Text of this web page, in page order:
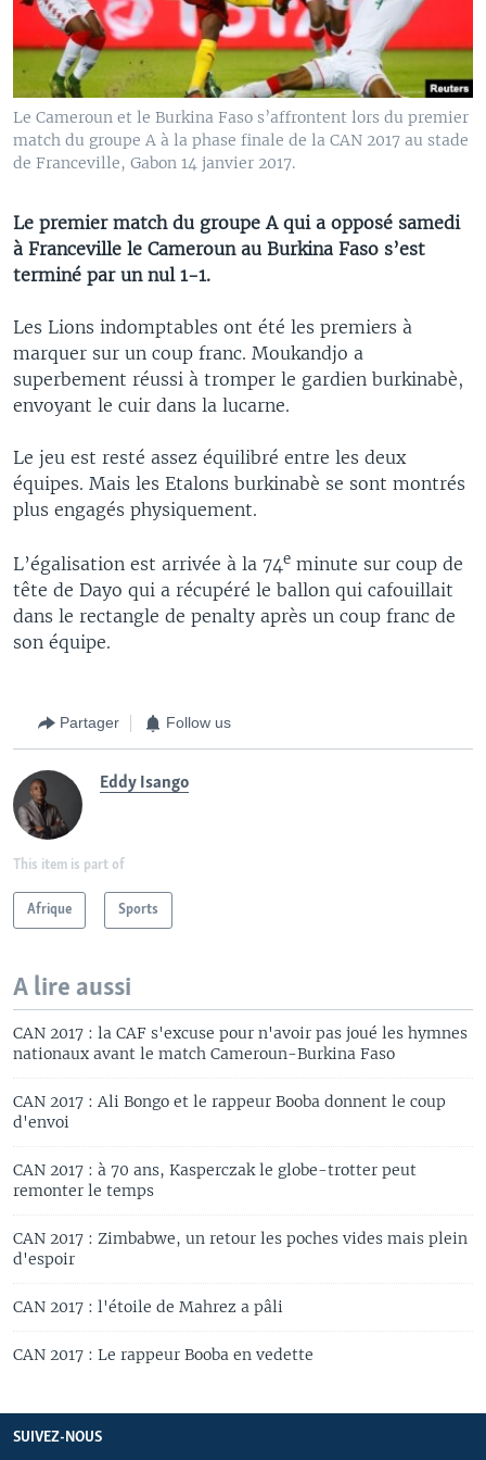
Le Cameroun et le Burkina Faso s’affrontent lors du premier
match du groupe A à la phase finale de la CAN 2017 au stade
de Franceville, Gabon 14 janvier 2017.
Le premier match du groupe A qui a opposé samedi
à Franceville le Cameroun au Burkina Faso s’est
terminé par un nul 1-1.
Les Lions indomptables ont été les premiers à
marquer sur un coup franc. Moukandjo a
superbement réussi à tromper le gardien burkinabè,
envoyant le cuir dans la lucarne.
Le jeu est resté assez équilibré entre les deux
équipes. Mais les Etalons burkinabè se sont montrés
plus engagés physiquement.
L’égalisation est arrivée à la 74e minute sur coup de
tête de Dayo qui a récupéré le ballon qui cafouillait
dans le rectangle de penalty après un coup franc de
son équipe.
Partager Follow us
Eddy Isango
This item is part of
Afrique Sports
A lire aussi
CAN 2017 : la CAF s'excuse pour n'avoir pas joué les hymnes
nationaux avant le match Cameroun-Burkina Faso
CAN 2017 : Ali Bongo et le rappeur Booba donnent le coup
d'envoi
CAN 2017 : à 70 ans, Kasperczak le globe-trotter peut
remonter le temps
CAN 2017 : Zimbabwe, un retour les poches vides mais plein
d'espoir
CAN 2017 : l'étoile de Mahrez a pâli
CAN 2017 : Le rappeur Booba en vedette
SUIVEZ-NOUS